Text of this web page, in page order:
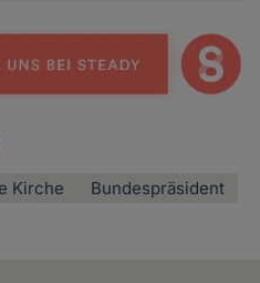
Kirche
Bundespräsident